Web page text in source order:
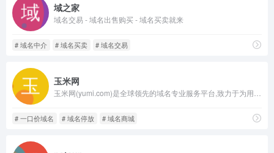
域之家
域名交易 - 域名出售购买 - 域名买卖就来
# 域名中介 # 域名买卖 # 域名交易
玉米网
# 一口价域名 # 域名停放 # 域名商城